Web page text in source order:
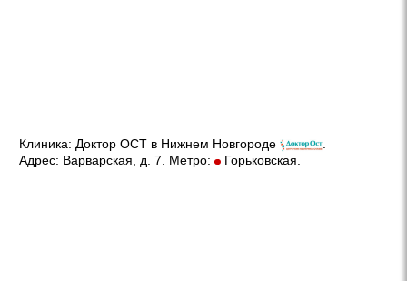
Клиника: Доктор ОСТ в Нижнем Новгороде
.
Адрес: Варварская, д. 7. Метро: Горьковская.